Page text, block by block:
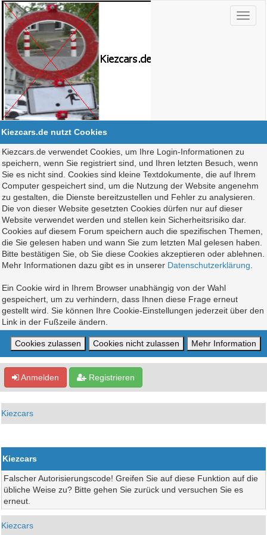
Kiezcars.de nutzt Cookies
Kiezcars.de verwendet Cookies, um Ihre Login-Informationen zu
speichern, wenn Sie registriert sind, und Ihren letzten Besuch, wenn
Sie es nicht sind. Cookies sind kleine Textdokumente, die auf Ihrem
Computer gespeichert sind, um die Nutzung der Website angenehm
zu gestalten, die Dienste bereitzustellen und Fehler zu analysieren.
Die von dieser Website gesetzten Cookies dürfen nur auf dieser
Website verwendet werden und stellen kein Sicherheitsrisiko dar.
Cookies auf diesem Forum speichern auch die spezifischen Themen,
die Sie gelesen haben und wann Sie zum letzten Mal gelesen haben.
Bitte bestätigen Sie, ob Sie diese Cookies akzeptieren oder ablehnen.
Mehr Informationen dazu gibt es in unserer Datenschutzerklärung
Ein Cookie wird in Ihrem Browser unabhängig von der Wahl
gespeichert, um zu verhindern, dass Ihnen diese Frage erneut
gestellt wird. Sie können Ihre Cookie-Einstellungen jederzeit über den
Link in der Fußzeile ändern.
Anmelden Registrieren
Kiezcars
Kiezcars
Falscher Autorisierungscode! Greifen Sie auf diese Funktion auf die
übliche Weise zu? Bitte gehen Sie zurück und versuchen Sie es
erneut.
Kiezcars